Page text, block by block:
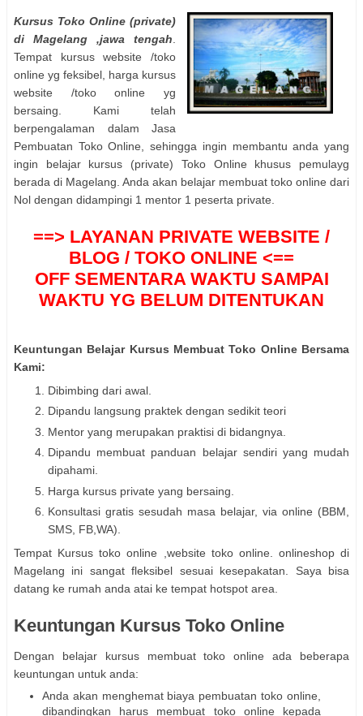
Kursus Toko Online (private)
di Magelang ,jawa tengah
Tempat kursus website /toko
online yg feksibel, harga kursus
website /toko online yg
bersaing. Kami telah
berpengalaman dalam Jasa
Pembuatan Toko Online, sehingga ingin membantu anda yang
ingin belajar kursus (private) Toko Online khusus pemulayg
berada di Magelang. Anda akan belajar membuat toko online dari
Nol dengan didampingi 1 mentor 1 peserta private.
==> LAYANAN PRIVATE WEBSITE /
BLOG / TOKO ONLINE <==
OFF SEMENTARA WAKTU SAMPAI
WAKTU YG BELUM DITENTUKAN
Keuntungan Belajar Kursus Membuat Toko Online Bersama
Kami:
Dibimbing dari awal.
Dipandu langsung praktek dengan sedikit teori
Mentor yang merupakan praktisi di bidangnya.
Dipandu membuat panduan belajar sendiri yang mudah
dipahami.
Harga kursus private yang bersaing.
Konsultasi gratis sesudah masa belajar, via online (BBM,
SMS, FB,WA).
Tempat Kursus toko online ,website toko online. onlineshop di
Magelang ini sangat fleksibel sesuai kesepakatan. Saya bisa
datang ke rumah anda atai ke tempat hotspot area.
Keuntungan Kursus Toko Online
Dengan belajar kursus membuat toko online ada beberapa
keuntungan untuk anda:
Anda akan menghemat biaya pembuatan toko online,
dibandingkan harus membuat toko online kepada